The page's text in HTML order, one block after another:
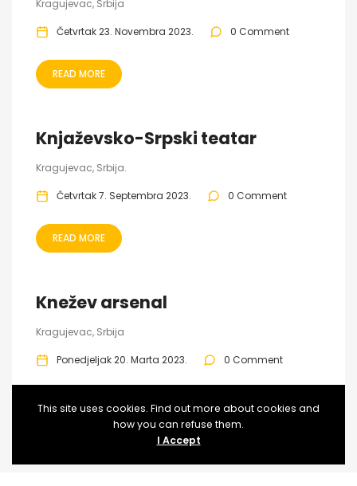
Kragujevac, Srbija
Četvrtak 23. Novembra 2023. 0 Comment
READ MORE
Knjaževsko-Srpski teatar
Kragujevac, Srbija.
Četvrtak 7. Septembra 2023. 0 Comment
READ MORE
Knežev arsenal
Kragujevac, Srbija
Ponedjeljak 20. Marta 2023. 0 Comment
READ MORE
This site uses cookies. Find out more about cookies and
how you can refuse them.
I Accept